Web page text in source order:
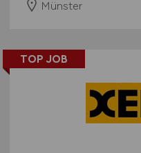
Münster
TOP JOB